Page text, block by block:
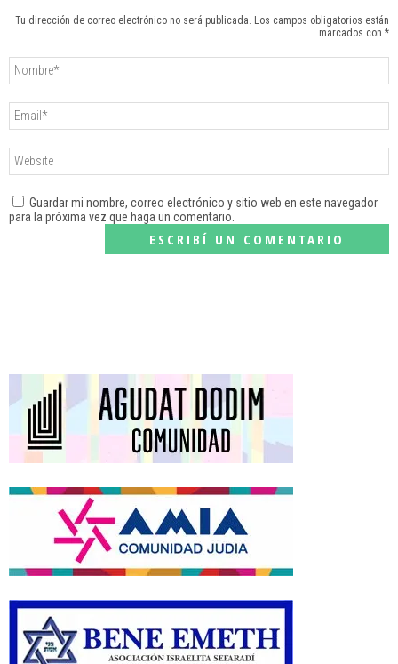
Tu dirección de correo electrónico no será publicada. Los campos obligatorios están
marcados con *
Guardar mi nombre, correo electrónico y sitio web en este navegador
para la próxima vez que haga un comentario.